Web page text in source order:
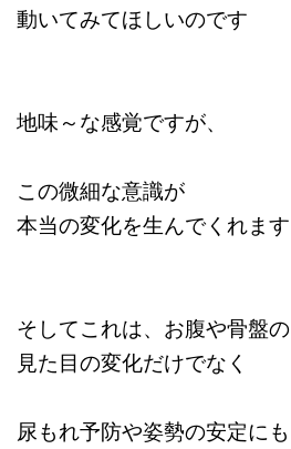
動いてみてほしいのです
地味～な感覚ですが、
この微細な意識が
本当の変化を生んでくれます
そしてこれは、お腹や骨盤の
見た目の変化だけでなく
尿もれ予防や姿勢の安定にも